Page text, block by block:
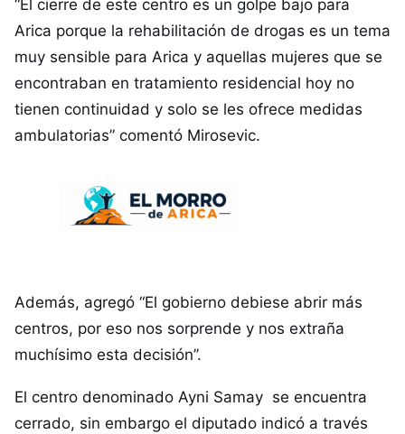
“El cierre de este centro es un golpe bajo para
Arica porque la rehabilitación de drogas es un tema
muy sensible para Arica y aquellas mujeres que se
encontraban en tratamiento residencial hoy no
tienen continuidad y solo se les ofrece medidas
ambulatorias” comentó Mirosevic.
Además, agregó “El gobierno debiese abrir más
centros, por eso nos sorprende y nos extraña
muchísimo esta decisión’’.
El centro denominado Ayni Samay se encuentra
cerrado, sin embargo el diputado indicó a través